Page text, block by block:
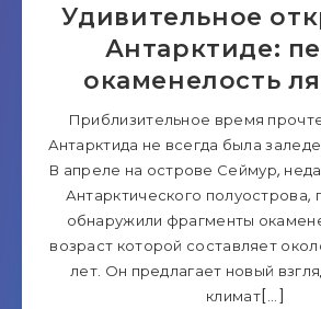
Удивительное
Антарктиде:
окаменелость
Приблизительное время
Антарктида не всегда была
В апреле на острове Сеймур,
Антарктического полуострова,
обнаружили фрагменты
возраст которой составляет
лет. Он предлагает новый
климат[…]